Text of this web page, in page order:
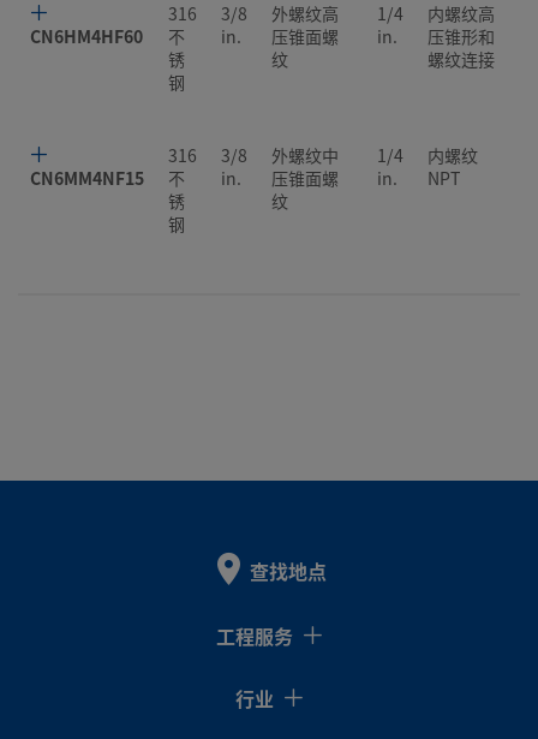
CN6HM4HF60
316
不
锈
钢
3/8
in.
外螺纹高
压锥面螺
纹
1/4
in.
内螺纹高
压锥形和
螺纹连接
CN6MM4NF15
316
不
锈
钢
3/8
in.
外螺纹中
压锥面螺
纹
1/4
in.
内螺纹
NPT
查找地点
工程服务
行业